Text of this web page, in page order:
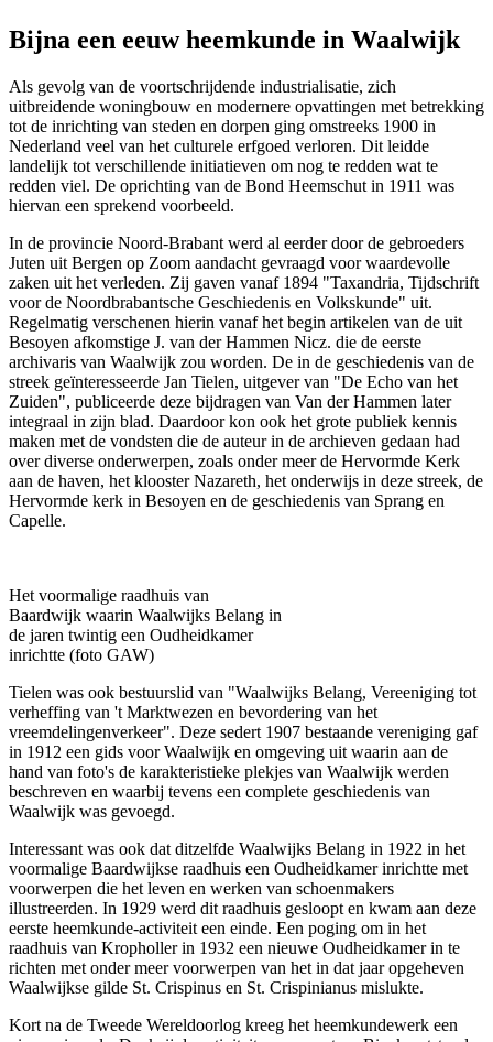
Bijna een eeuw heemkunde in Waalwijk
Als gevolg van de voortschrijdende industrialisatie, zich
uitbreidende woningbouw en modernere opvattingen met betrekking
tot de inrichting van steden en dorpen ging omstreeks 1900 in
Nederland veel van het culturele erfgoed verloren. Dit leidde
landelijk tot verschillende initiatieven om nog te redden wat te
redden viel. De oprichting van de Bond Heemschut in 1911 was
hiervan een sprekend voorbeeld.
In de provincie Noord-Brabant werd al eerder door de gebroeders
Juten uit Bergen op Zoom aandacht gevraagd voor waardevolle
zaken uit het verleden. Zij gaven vanaf 1894 "Taxandria, Tijdschrift
voor de Noordbrabantsche Geschiedenis en Volkskunde" uit.
Regelmatig verschenen hierin vanaf het begin artikelen van de uit
Besoyen afkomstige J. van der Hammen Nicz. die de eerste
archivaris van Waalwijk zou worden. De in de geschiedenis van de
streek geïnteresseerde Jan Tielen, uitgever van "De Echo van het
Zuiden", publiceerde deze bijdragen van Van der Hammen later
integraal in zijn blad. Daardoor kon ook het grote publiek kennis
maken met de vondsten die de auteur in de archieven gedaan had
over diverse onderwerpen, zoals onder meer de Hervormde Kerk
aan de haven, het klooster Nazareth, het onderwijs in deze streek, de
Hervormde kerk in Besoyen en de geschiedenis van Sprang en
Capelle.
Het voormalige raadhuis van
Baardwijk waarin Waalwijks Belang in
de jaren twintig een Oudheidkamer
inrichtte (foto GAW)
Tielen was ook bestuurslid van "Waalwijks Belang, Vereeniging tot
verheffing van 't Marktwezen en bevordering van het
vreemdelingenverkeer". Deze sedert 1907 bestaande vereniging gaf
in 1912 een gids voor Waalwijk en omgeving uit waarin aan de
hand van foto's de karakteristieke plekjes van Waalwijk werden
beschreven en waarbij tevens een complete geschiedenis van
Waalwijk was gevoegd.
Interessant was ook dat ditzelfde Waalwijks Belang in 1922 in het
voormalige Baardwijkse raadhuis een Oudheidkamer inrichtte met
voorwerpen die het leven en werken van schoenmakers
illustreerden. In 1929 werd dit raadhuis gesloopt en kwam aan deze
eerste heemkunde-activiteit een einde. Een poging om in het
raadhuis van Kropholler in 1932 een nieuwe Oudheidkamer in te
richten met onder meer voorwerpen van het in dat jaar opgeheven
Waalwijkse gilde St. Crispinus en St. Crispinianus mislukte.
Kort na de Tweede Wereldoorlog kreeg het heemkundewerk een